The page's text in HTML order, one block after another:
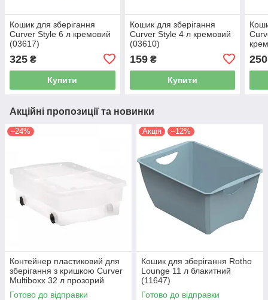
Кошик для зберігання
Curver Style 6 л кремовий
(03617)
325 ₴
Купити
Кошик для зберігання
Curver Style 4 л кремовий
(03610)
159₴
Купити
250
Акційні пропозиції та новинки
–24%
Контейнер пластиковий для
зберігання з кришкою Curver
Multiboxx 32 л прозорий
(03016)
Готово до відправки
Акція –12%
Кошик для зберігання Rotho
Lounge 11 л блакитний
(11647)
Готово до відправки